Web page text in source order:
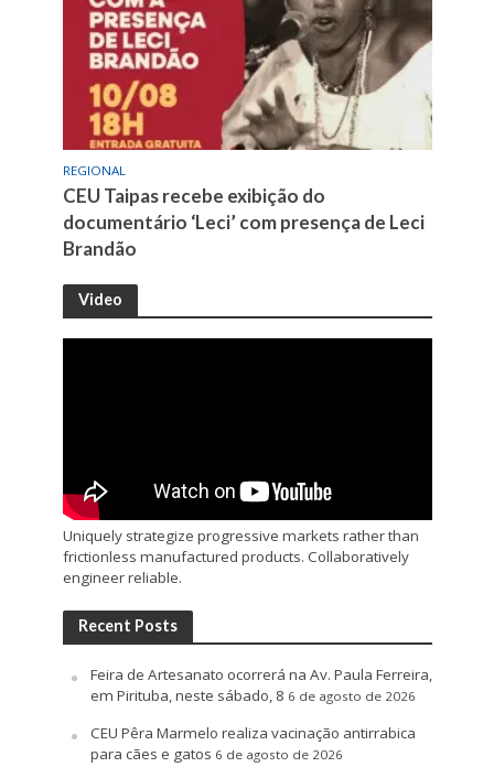
REGIONAL
CEU Taipas recebe exibição do
documentário ‘Leci’ com presença de Leci
Brandão
Video
Uniquely strategize progressive markets rather than
frictionless manufactured products. Collaboratively
engineer reliable.
Recent Posts
Feira de Artesanato ocorrerá na Av. Paula Ferreira,
em Pirituba, neste sábado, 8 6 de agosto de 2026
CEU Pêra Marmelo realiza vacinação antirrabica
para cães e gatos 6 de agosto de 2026